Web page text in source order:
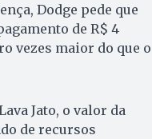
Dodge pede que
de R$ 4
vezes maior do que o
Jato, o valor da
de recursos